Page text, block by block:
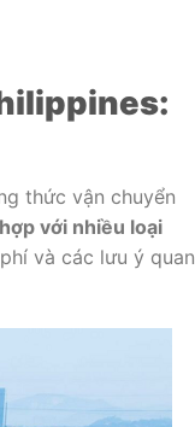
thức vận chuyển
với nhiều loại
và các lưu ý quan